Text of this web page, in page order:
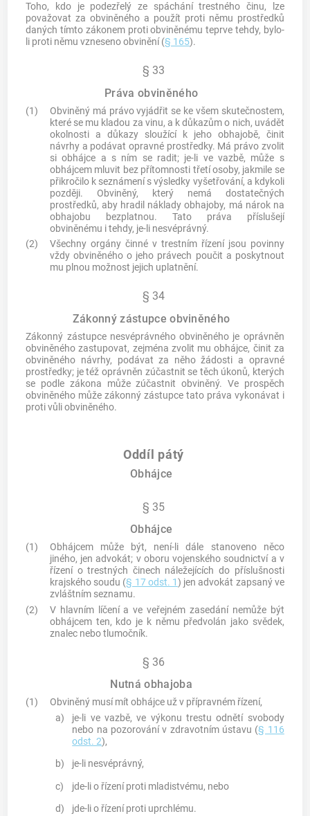
Toho, kdo je podezřelý ze spáchánítrestného činu, lze
považovat za obviněného a použít proti němu prostředků
daných tímto zákonem proti obviněnému teprve tehdy, bylo-
li proti němu vzneseno obvinění (§ 165).
§ 33
Práva obviněného
(1)
Obviněný má právo vyjádřit se ke všem skutečnostem,
které se mu kladou za vinu, a k důkazům o nich, uvádět
okolnosti a důkazy sloužící k jeho obhajobě, činit
návrhy a podávat opravné prostředky. Má právo zvolit
si obhájce a s ním se radit; je-li ve vazbě, může s
obhájcem mluvit bez přítomnosti třetí osoby, jakmile se
přikročilo k seznámení s výsledky vyšetřování, a kdykoli
později. Obviněný, který nemá dostatečných
prostředků, aby hradil náklady obhajoby, má nárok na
obhajobu bezplatnou. Tato práva příslušejí
obviněnému i tehdy, je-li nesvéprávný.
(2)
Všechny orgány činné v trestním řízení jsou povinny
vždy obviněného o jeho právech poučit a poskytnout
mu plnou možnost jejich uplatnění.
§ 34
Zákonný zástupce obviněného
Zákonný zástupce nesvéprávného obviněného je oprávněn
obviněného zastupovat, zejména zvolit mu obhájce, činit za
obviněného návrhy, podávat za něho žádosti a opravné
prostředky; je též oprávněn zúčastnit se těch úkonů, kterých
se podle zákona může zúčastnit obviněný. Ve prospěch
obviněného může zákonný zástupce tato práva vykonávat i
proti vůli obviněného.
Oddíl pátý
Obhájce
§ 35
Obhájce
(1)
Obhájcem může být, není-li dále stanoveno něco
jiného, jen advokát; v oboru vojenského soudnictví a v
řízení otrestných činech náležejících do příslušnosti
krajského soudu (§ 17 odst. 1) jen advokát zapsaný ve
zvláštním seznamu.
(2)
V hlavním líčení a ve veřejném zasedání nemůže být
obhájcem ten, kdo je k němu předvolán jako svědek,
znalec nebo tlumočník.
§ 36
Nutná obhajoba
(1)
Obviněný musí mít obhájce už v přípravném řízení,
a)
je-li ve vazbě, ve výkonu trestu odnětí svobody
nebo na pozorování v zdravotním ústavu (§ 116
odst. 2),
b)
je-li nesvéprávný,
c)
jde-li o řízení proti mladistvému, nebo
d)
jde-li o řízení proti uprchlému.